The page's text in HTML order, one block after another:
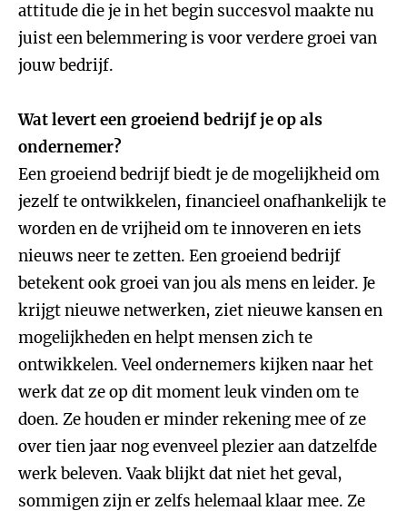
attitude die je in het begin succesvol maakte nu
juist een belemmering is voor verdere groei van
jouw bedrijf.
Wat levert een groeiend bedrijf je op als
ondernemer?
Een groeiend bedrijf biedt je de mogelijkheid om
jezelf te ontwikkelen, financieel onafhankelijk te
worden en de vrijheid om te innoveren en iets
nieuws neer te zetten. Een groeiend bedrijf
betekent ook groei van jou als mens en leider. Je
krijgt nieuwe netwerken, ziet nieuwe kansen en
mogelijkheden en helpt mensen zich te
ontwikkelen. Veel ondernemers kijken naar het
werk dat ze op dit moment leuk vinden om te
doen. Ze houden er minder rekening mee of ze
over tien jaar nog evenveel plezier aan datzelfde
werk beleven. Vaak blijkt dat niet het geval,
sommigen zijn er zelfs helemaal klaar mee. Ze